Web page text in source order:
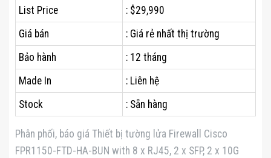
List Price
: $29,990
Giá bán
: Giá rẻ nhất thị trường
Bảo hành
: 12 tháng
Made In
: Liên hệ
Stock
: Sẵn hàng
Phân phối, báo giá Thiết bị tường lửa Firewall Cisco
FPR1150-FTD-HA-BUN with 8 x RJ45, 2 x SFP, 2 x 10G